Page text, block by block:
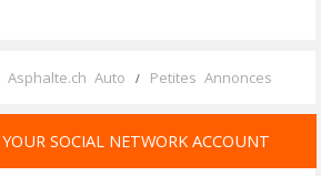
Asphalte.ch Auto Petites Annonces
SOCIAL NETWORK ACCOUNT